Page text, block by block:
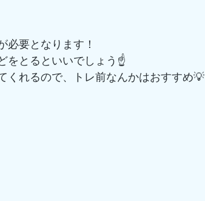
必要となります！
をとるといいでしょう☝️
くれるので、トレ前なんかはおすすめ💡